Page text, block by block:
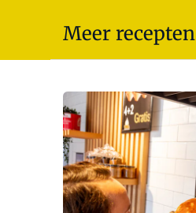
Meer recepten